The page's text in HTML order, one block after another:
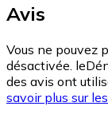
Avis
Vous ne pouvez
désactivée.
des avis ont
savoir plus sur